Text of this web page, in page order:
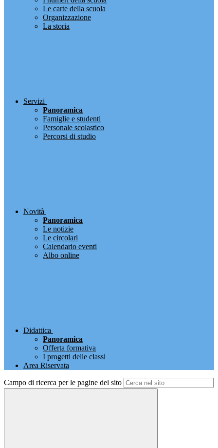
Le carte della scuola
Organizzazione
La storia
Servizi
Panoramica
Famiglie e studenti
Personale scolastico
Percorsi di studio
Novità
Panoramica
Le notizie
Le circolari
Calendario eventi
Albo online
Didattica
Panoramica
Offerta formativa
I progetti delle classi
Area Riservata
Campo di ricerca per le pagine del sito